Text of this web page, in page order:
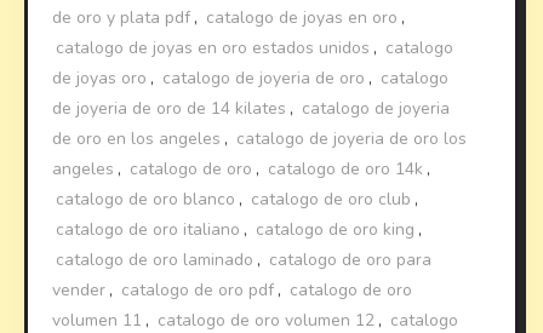
de oro y plata pdf , catalogo de joyas en oro ,
catalogo de joyas en oro estados unidos , catalogo
de joyas oro , catalogo de joyeria de oro , catalogo
de joyeria de oro de 14 kilates , catalogo de joyeria
de oro en los angeles , catalogo de joyeria de oro los
angeles , catalogo de oro , catalogo de oro 14k ,
catalogo de oro blanco , catalogo de oro club ,
catalogo de oro italiano , catalogo de oro king ,
catalogo de oro laminado , catalogo de oro para
vender , catalogo de oro pdf , catalogo de oro
volumen 11 , catalogo de oro volumen 12 , catalogo